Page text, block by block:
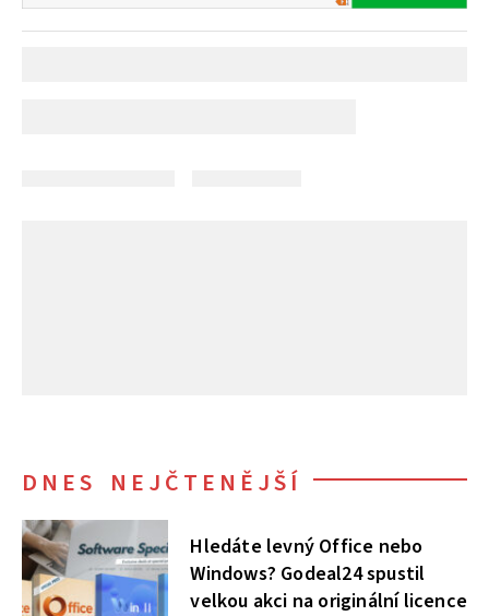
DNES NEJČTENĚJŠÍ
Hledáte levný Office nebo
Windows? Godeal24 spustil
velkou akci na originální licence